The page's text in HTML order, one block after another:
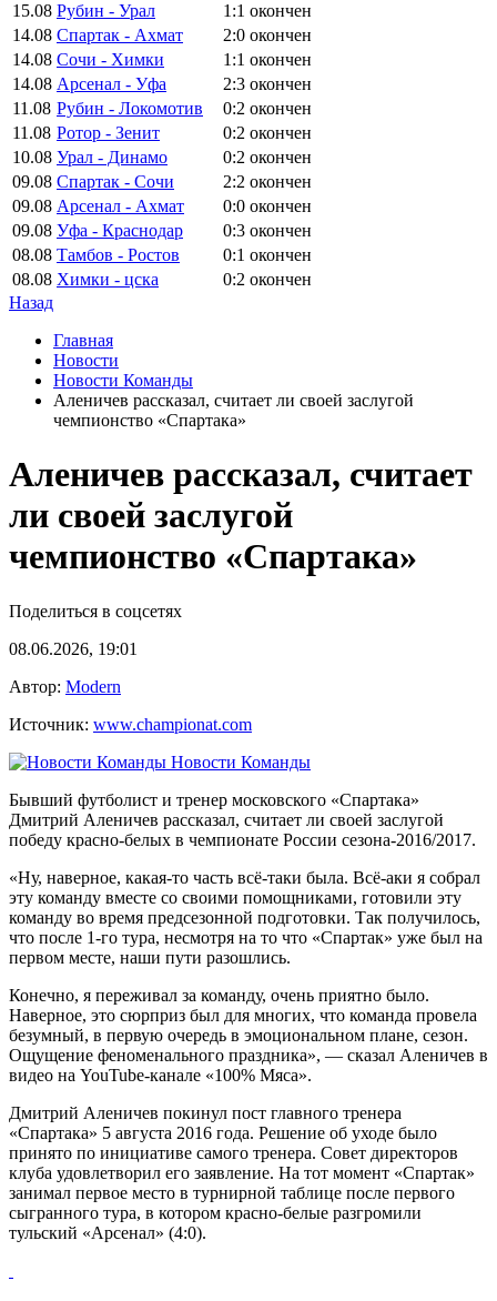
15.08 Рубин - Урал 1:1 окончен
14.08 Спартак - Ахмат 2:0 окончен
14.08 Сочи - Химки 1:1 окончен
14.08 Арсенал - Уфа 2:3 окончен
11.08 Рубин - Локомотив 0:2 окончен
11.08 Ротор - Зенит 0:2 окончен
10.08 Урал - Динамо 0:2 окончен
09.08 Спартак - Сочи 2:2 окончен
09.08 Арсенал - Ахмат 0:0 окончен
09.08 Уфа - Краснодар 0:3 окончен
08.08 Тамбов - Ростов 0:1 окончен
08.08 Химки - цска 0:2 окончен
Назад
Главная
Новости
Новости Команды
Аленичев рассказал, считает ли своей заслугой
чемпионство «Спартака»
Аленичев рассказал, считает
ли своей заслугой
чемпионство «Спартака»
Поделиться в соцсетях
08.06.2026, 19:01
Автор: Modern
Источник: www.championat.com
Новости Команды
Бывший футболист и тренер московского «Спартака»
Дмитрий Аленичев рассказал, считает ли своей заслугой
победу красно-белых в чемпионате России сезона-2016/2017.
«Ну, наверное, какая-то часть всё-таки была. Всё-аки я собрал
эту команду вместе со своими помощниками, готовили эту
команду во время предсезонной подготовки. Так получилось,
что после 1-го тура, несмотря на то что «Спартак» уже был на
первом месте, наши пути разошлись.
Конечно, я переживал за команду, очень приятно было.
Наверное, это сюрприз был для многих, что команда провела
безумный, в первую очередь в эмоциональном плане, сезон.
Ощущение феноменального праздника», — сказал Аленичев в
видео на YouTube-канале «100% Мяса».
Дмитрий Аленичев покинул пост главного тренера
«Спартака» 5 августа 2016 года. Решение об уходе было
принято по инициативе самого тренера. Совет директоров
клуба удовлетворил его заявление. На тот момент «Спартак»
занимал первое место в турнирной таблице после первого
сыгранного тура, в котором красно-белые разгромили
тульский «Арсенал» (4:0).